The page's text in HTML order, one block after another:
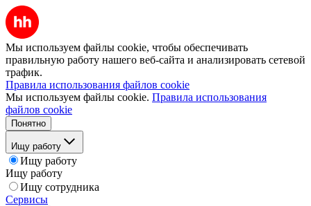
Мы используем файлы cookie, чтобы обеспечивать
правильную работу нашего веб-сайта и анализировать сетевой
трафик.
Правила использования файлов cookie
Мы используем файлы cookie. Правила использования
файлов cookie
Понятно
Ищу работу
Ищу работу
Ищу работу
Ищу сотрудника
Сервисы